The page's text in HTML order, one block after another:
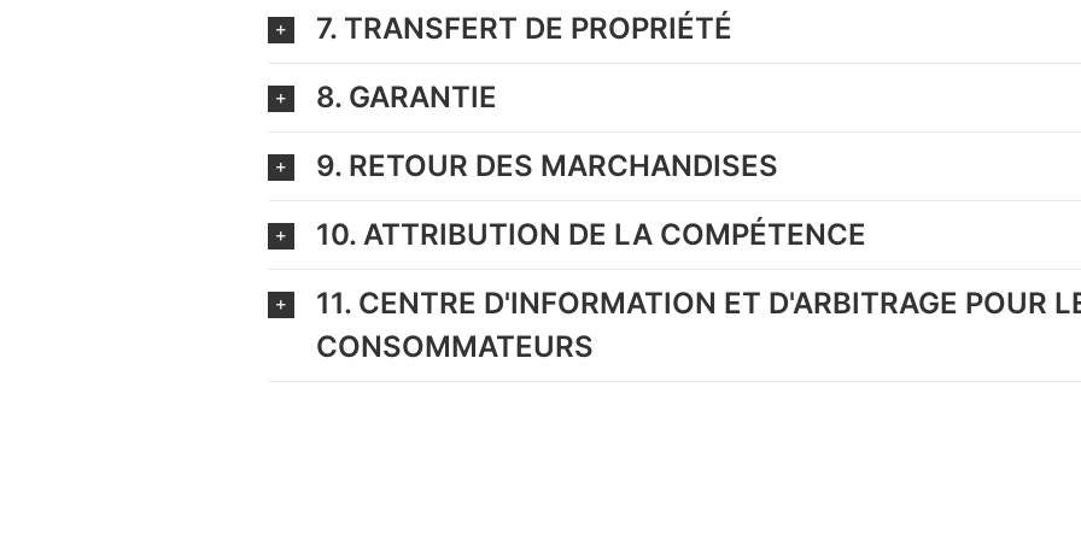
7. TRANSFERT DE PROPRIÉTÉ
8. GARANTIE
9. RETOUR DES MARCHANDISES
10. ATTRIBUTION DE LA COMPÉTENCE
11. CENTRE D'INFORMATION ET D'ARBITRAGE POUR
CONSOMMATEURS